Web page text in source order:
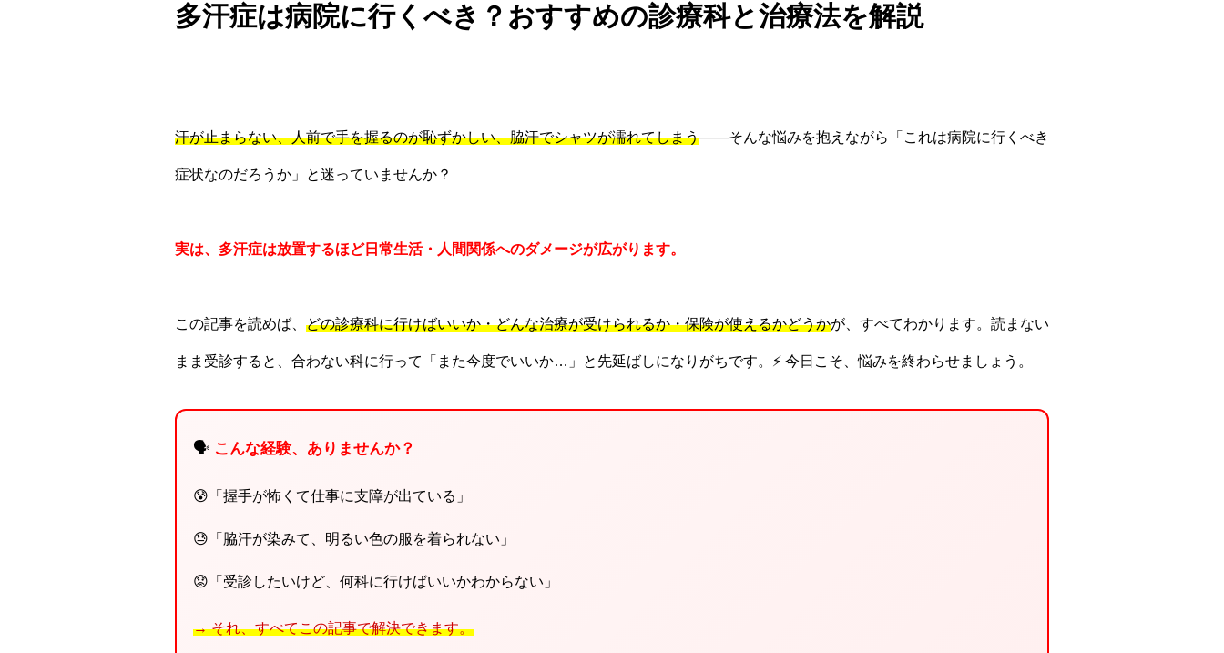
多汗症は病院に行くべき？おすすめの診療科と治療法を解説
汗が止まらない、人前で手を握るのが恥ずかしい、脇汗でシャツが濡れてしまう――そんな悩みを抱えながら「これは病院に行くべき
症状なのだろうか」と迷っていませんか？
実は、多汗症は放置するほど日常生活・人間関係へのダメージが広がります。
この記事を読めば、 どの診療科に行けばいいか・どんな治療が受けられるか・保険が使えるかどうかが、すべてわかります。読まない
まま受診すると、合わない科に行って「また今度でいいか…」と先延ばしになりがちです。⚡ 今日こそ、悩みを終わらせましょう。
🗣️ こんな経験、ありませんか？
😰「握手が怖くて仕事に支障が出ている」
😓「脇汗が染みて、明るい色の服を着られない」
😟「受診したいけど、何科に行けばいいかわからない」
→ それ、すべてこの記事で解決できます。